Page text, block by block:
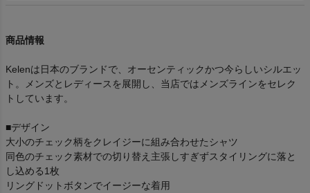
商品情報
Kelenは日本のブランドで、オーセンティックかつ今らしいシルエッ
ト。メンズとレディースを展開し、当店ではメンズラインをセレク
トしています。
■デザイン
大小のチェック柄をクレイジーに組み合わせたシャツ
同色のチェック素材での切り替え主張しすぎずスタイリングに落と
し込める1枚
リングドットボタンでイージーな着用